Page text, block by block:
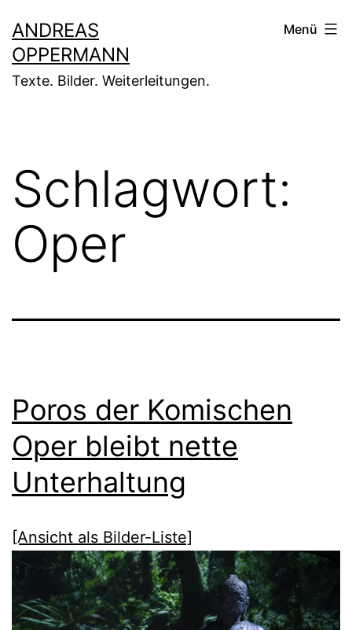
Inhalt
springen
ANDREAS
OPPERMANN
Texte. Bilder. Weiterleitungen.
Menü
Schlagwort:
Oper
Poros der Komischen
Oper bleibt nette
Unterhaltung
[Ansicht als Bilder-Liste]